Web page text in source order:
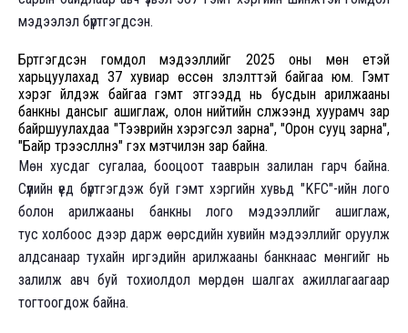
мэдээлэл бүртгэгдсэн.
Бүртгэгдсэн гомдол мэдээллийг 2025 оны мөн үетэй
харьцуулахад 37 хувиар өссөн үзүүлэлттэй байгаа юм. Гэмт
хэрэг үйлдэж байгаа гэмт этгээдүүд нь бусдын арилжааны
банкны дансыг ашиглаж, олон нийтийн сүлжээнд хуурамч зар
байршуулахдаа "Тээврийн хэрэгсэл зарна", "Орон сууц зарна",
"Байр түрээслүүлнэ" гэх мэтчилэн зар байна.
Мөн хусдаг сугалаа, бооцоот тааврын залилан гарч байна.
Сүүлийн үед бүртгэгдэж буй гэмт хэргийн хувьд "KFC"-ийн лого
болон арилжааны банкны лого мэдээллийг ашиглаж,
тус холбоос дээр дарж өөрсдийн хувийн мэдээллийг оруулж
алдсанаар тухайн иргэдийн арилжааны банкнаас мөнгийг нь
залилж авч буй тохиолдол мөрдөн шалгах ажиллагаагаар
тогтоогдож байна.